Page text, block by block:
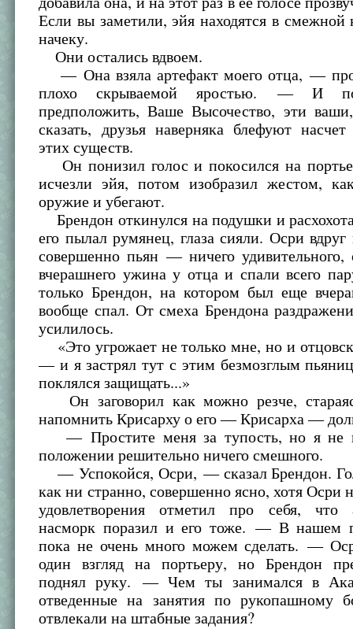
Если вы заметили, эйя находятся в смежной
начеку.
Они остались вдвоем.
— Она взяла артефакт моего отца, —
плохо скрываемой яростью. — И
предположить, Ваше Высочество, эти
сказать, друзья наверняка блефуют
этих существ.
Он понизил голос и покосился на
исчезли эйя, потом изобразил жестом,
оружие и убегают.
Брендон откинулся на подушки и
его пылал румянец, глаза сияли. Осри
совершенно пьян — ничего
вчерашнего ужина у отца и спали всего
только Брендон, на котором был еще
вообще спал. От смеха Брендона
усилилось.
«Это угрожает не только мне, но и
— и я застрял тут с этим безмозглым
поклялся защищать...»
Он заговорил как можно резче,
напомнить Крисарху о его — Крисарха —
— Простите меня за тупость, но я не
положении решительно ничего смешного.
— Успокойся, Осри, — сказал Брендон.
как ни странно, совершенно ясно, хотя Осри
удовлетворения отметил про себя, что
насморк поразил и его тоже. — В нашем
пока не очень много можем сделать. —
один взгляд на портьеру, но Брендон
поднял руку. — Чем ты занимался в
отведенные на занятия по рукопашному
отвлекали на штабные задания?